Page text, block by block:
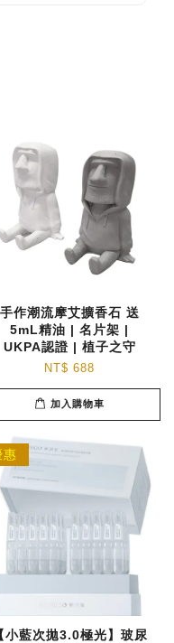
手作潮流摩艾擴香石 送
5mL精油 | 名片架 |
UKPA認證 | 植子之守
NT$ 688
加入購物車
惠
小藍次拋3.0極光】玻尿